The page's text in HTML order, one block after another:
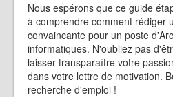
Nous espérons que ce guide
à comprendre comment rédiger
convaincante pour un poste
informatiques. N'oubliez pas
laisser transparaître votre
dans votre lettre de motivation.
recherche d'emploi !